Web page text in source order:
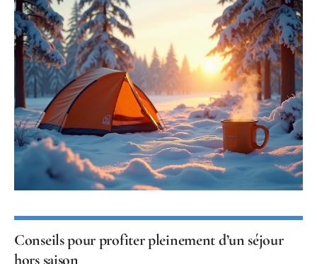
Conseils pour profiter pleinement d’un séjour
hors saison